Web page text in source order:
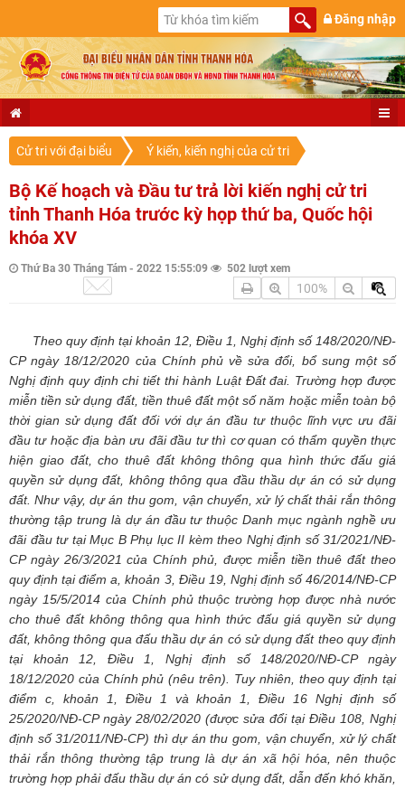
Đăng nhập
Cử tri với đại biểu Ý kiến, kiến nghị của cử tri
Bộ Kế hoạch và Đầu tư trả lời kiến nghị cử tri
tỉnh Thanh Hóa trước kỳ họp thứ ba, Quốc hội
khóa XV
Thứ Ba 30 Tháng Tám - 2022 15:55:09 502 lượt xem
100%
Theo quy định tại khoản 12, Điều 1, Nghị định số 148/2020/NĐ-
CP ngày 18/12/2020 của Chính phủ về sửa đổi, bổ sung một số
Nghị định quy định chi tiết thi hành Luật Đất đai. Trường hợp được
miễn tiền sử dụng đất, tiền thuê đất một số năm hoặc miễn toàn bộ
thời gian sử dụng đất đối với dự án đầu tư thuộc lĩnh vực ưu đãi
đầu tư hoặc địa bàn ưu đãi đầu tư thì cơ quan có thẩm quyền thực
hiện giao đất, cho thuê đất không thông qua hình thức đấu giá
quyền sử dụng đất, không thông qua đầu thầu dự án có sử dụng
đất. Như vậy, dự án thu gom, vận chuyển, xử lý chất thải rắn thông
thường tập trung là dự án đầu tư thuộc Danh mục ngành nghề ưu
đãi đầu tư tại Mục B Phụ lục II kèm theo Nghị định số 31/2021/NĐ-
CP ngày 26/3/2021 của Chính phủ, được miễn tiền thuê đất theo
quy định tại điểm a, khoản 3, Điều 19, Nghị định số 46/2014/NĐ-CP
ngày 15/5/2014 của Chính phủ thuộc trường hợp được nhà nước
cho thuê đất không thông qua hình thức đấu giá quyền sử dụng
đất, không thông qua đấu thầu dự án có sử dụng đất theo quy định
tại khoản 12, Điều 1, Nghị định số 148/2020/NĐ-CP ngày
18/12/2020 của Chính phủ (nêu trên). Tuy nhiên, theo quy định tại
điểm c, khoản 1, Điều 1 và khoản 1, Điều 16 Nghị định số
25/2020/NĐ-CP ngày 28/02/2020 (được sửa đổi tại Điều 108, Nghị
định số 31/2011/NĐ-CP) thì dự án thu gom, vận chuyển, xử lý chất
thải rắn thông thường tập trung là dự án xã hội hóa, nên thuộc
trường hợp phải đấu thầu dự án có sử dụng đất, dẫn đến khó khăn,